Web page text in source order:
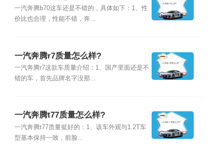
一汽奔腾b70这车还是不错的，具体如下：1、性
价比也合理，性能不错，奔...
一汽奔腾r7质量怎么样?
一汽奔腾r7这款车质量介绍：1、国产里面还是不
错的车，首先品牌名字没那...
一汽奔腾t77质量怎么样?
一汽奔腾t77质量挺好的：1、该车外观与1.2T车
型基本保持一致，前脸...